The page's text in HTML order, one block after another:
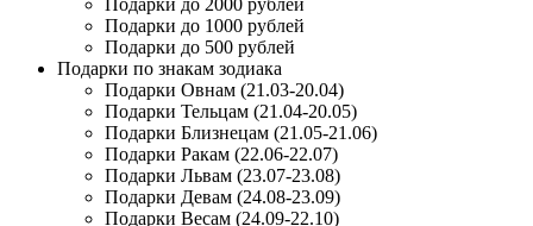
Подарки до 2000 рублей
Подарки до 1000 рублей
Подарки до 500 рублей
Подарки по знакам зодиака
Подарки Овнам (21.03-20.04)
Подарки Тельцам (21.04-20.05)
Подарки Близнецам (21.05-21.06)
Подарки Ракам (22.06-22.07)
Подарки Львам (23.07-23.08)
Подарки Девам (24.08-23.09)
Подарки Весам (24.09-22.10)